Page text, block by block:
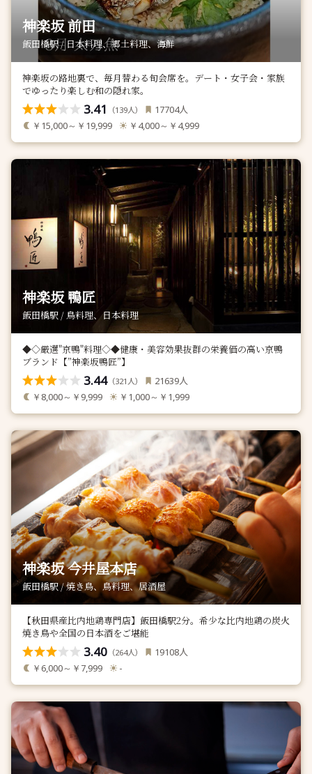
神楽坂 前田
飯田橋駅 / 日本料理、郷土料理、海鮮
神楽坂の路地裏で、毎月替わる旬会席を。デート・女子会・家族
でゆったり楽しむ和の隠れ家。
3.41 （139人） 17704人
￥15,000～￥19,999 ￥4,000～￥4,999
神楽坂 鴨匠
飯田橋駅 / 鳥料理、日本料理
◆◇厳選"京鴨"料理◇◆健康・美容効果抜群の栄養価の高い京鴨
ブランド【”神楽坂鴨匠”】
3.44（321 人） 21639人
￥8,000～￥9,999 ￥1,000～￥1,999
神楽坂 今井屋本店
飯田橋駅 / 焼き鳥、鳥料理、居酒屋
【秋田県産比内地鶏専門店】飯田橋駅2分。希少な比内地鶏の炭火
焼き鳥や全国の日本酒をご堪能
3.40 （264人） 19108人
￥6,000～￥7,999 -